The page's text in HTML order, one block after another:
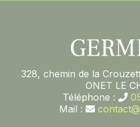
328, chemin de la
ONET LE
Téléphone :
Mail :